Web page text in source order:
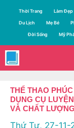
dung
Thời Trang Làm Đẹp
Du Lịch Mẹ Bé
Đời Sống Mỹ
THỂ THAO
DỤNG CỤ
VÀ CHẤT
Thứ Tư, 27-11-